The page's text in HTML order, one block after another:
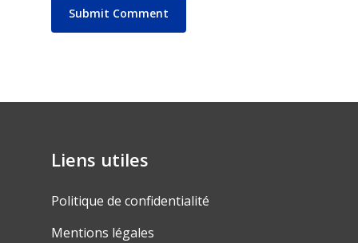
Liens utiles
Politique de confidentialité
Mentions légales